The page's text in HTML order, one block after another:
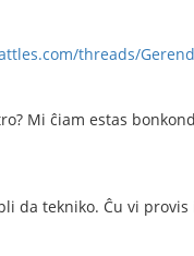
threads/
Mi ĉiam estas
da tekniko. Ĉu vi